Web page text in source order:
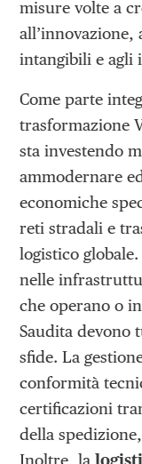
misure volte a
all’innovazione,
intangibili e agli
Come parte
trasformazione
sta investendo
ammodernare
economiche
reti stradali e
logistico
nelle
che operano o
Saudita devono
sfide. La
conformità
certificazioni
della
Inoltre, la